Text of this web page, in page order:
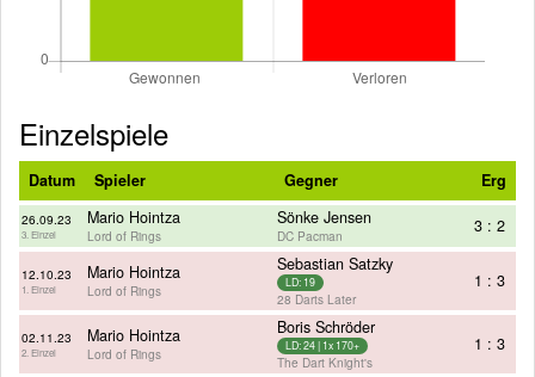
Einzelspiele
Datum Spieler Gegner Erg
26.09.23
3. Einzel
Mario Hointza
Lord of Rings
Sönke Jensen
DC Pacman 3 : 2
12.10.23
1. Einzel
Mario Hointza
Lord of Rings
Sebastian Satzky
LD: 19
28 Darts Later
1 : 3
02.11.23
2. Einzel
Mario Hointza
Lord of Rings
Boris Schröder
LD: 24 | 1x 170+
The Dart Knight's
1 : 3